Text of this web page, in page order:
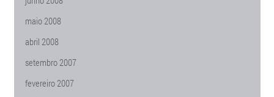
maio 2008
abril 2008
setembro 2007
fevereiro 2007